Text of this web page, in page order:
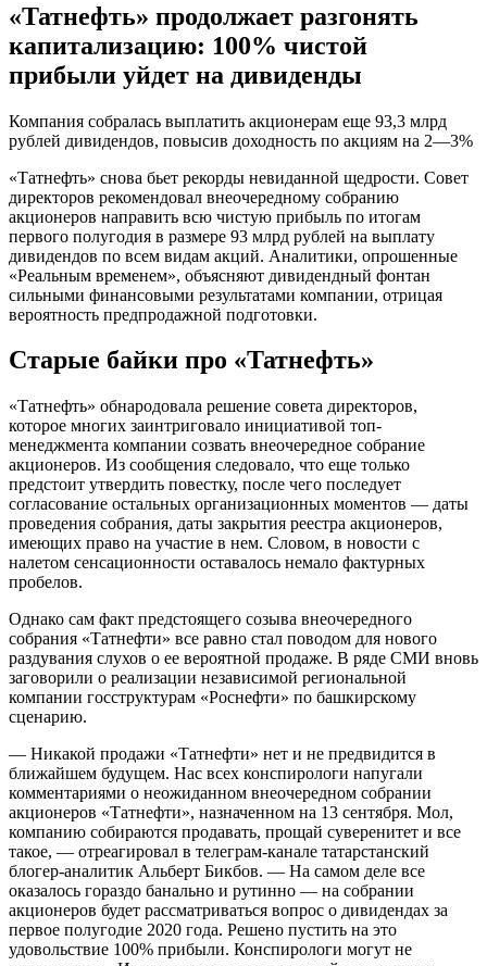
«Татнефть» продолжает разгонять
капитализацию: 100% чистой
прибыли уйдет на дивиденды
Компания собралась выплатить акционерам еще 93,3 млрд
рублей дивидендов, повысив доходность по акциям на 2—3%
«Татнефть» снова бьет рекорды невиданной щедрости. Совет
директоров рекомендовал внеочередному собранию
акционеров направить всю чистую прибыль по итогам
первого полугодия в размере 93 млрд рублей на выплату
дивидендов по всем видам акций. Аналитики, опрошенные
«Реальным временем», объясняют дивидендный фонтан
сильными финансовыми результатами компании, отрицая
вероятность предпродажной подготовки.
Старые байки про «Татнефть»
«Татнефть» обнародовала решение совета директоров,
которое многих заинтриговало инициативой топ-
менеджмента компании созвать внеочередное собрание
акционеров. Из сообщения следовало, что еще только
предстоит утвердить повестку, после чего последует
согласование остальных организационных моментов — даты
проведения собрания, даты закрытия реестра акционеров,
имеющих право на участие в нем. Словом, в новости с
налетом сенсационности оставалось немало фактурных
пробелов.
Однако сам факт предстоящего созыва внеочередного
собрания «Татнефти» все равно стал поводом для нового
раздувания слухов о ее вероятной продаже. В ряде СМИ вновь
заговорили о реализации независимой региональной
компании госструктурам «Роснефти» по башкирскому
сценарию.
— Никакой продажи «Татнефти» нет и не предвидится в
ближайшем будущем. Нас всех конспирологи напугали
комментариями о неожиданном внеочередном собрании
акционеров «Татнефти», назначенном на 13 сентября. Мол,
компанию собираются продавать, прощай суверенитет и все
такое, — отреагировал в телеграм-канале татарстанский
блогер-аналитик Альберт Бикбов. — На самом деле все
оказалось гораздо банально и рутинно — на собрании
акционеров будет рассматриваться вопрос о дивидендах за
первое полугодие 2020 года. Решено пустить на это
удовольствие 100% прибыли. Конспирологи могут не